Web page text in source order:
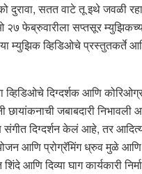
दुरावा, सतत वाटे तू इथे जवळी
२७ फेब्रुवारीला सप्तसूर
म्युझिक व्हिडिओचे प्रस्तुतकर्ते
व्हिडिओचे दिग्दर्शक आणि
छायांकनाची जबाबदारी निभावली
दिग्दर्शन केलं आहे, तर आदित्य
आणि प्रोग्रॅमिंग ध्रुव मुळे
आणि दिव्या घाग कार्यकारी